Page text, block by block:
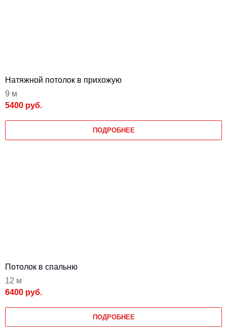
Натяжной потолок в прихожую
9 м
5400 руб.
ПОДРОБНЕЕ
Потолок в спальню
12 м
6400 руб.
ПОДРОБНЕЕ